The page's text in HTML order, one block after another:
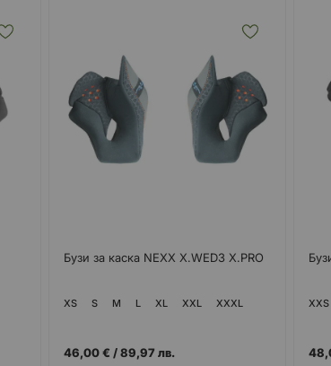
Бузи за каска NEXX X.WED3 X.PRO
XS S M L XL XXL XXXL
46,00 € /89,97 лв.
XXS